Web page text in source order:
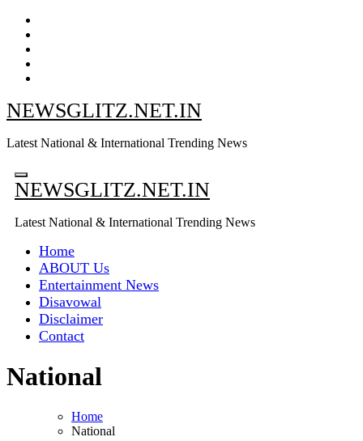
Skip
content
NEWSGLITZ.NET.IN
Latest National & International Trending News
NEWSGLITZ.NET.IN
Latest National & International Trending News
Home
ABOUT Us
Entertainment News
Disavowal
Disclaimer
Contact
National
Home
National